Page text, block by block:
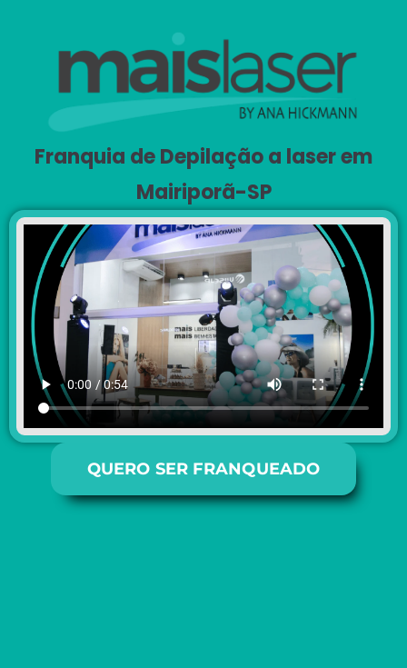
Franquia de Depilação a laser em
Mairiporã-SP
QUERO SER FRANQUEADO